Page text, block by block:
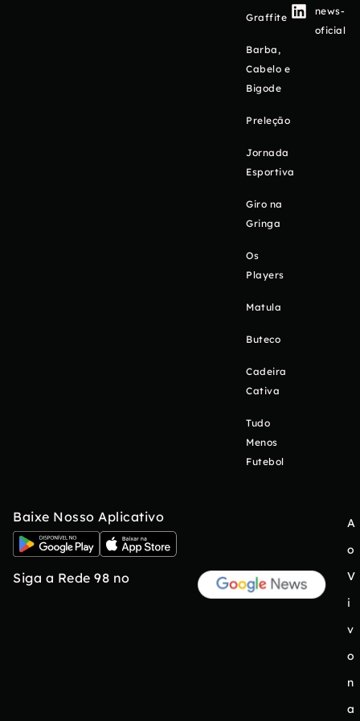
Graffite
Barba,
Cabelo e
Bigode
Preleção
Jornada
Esportiva
Giro na
Gringa
Os
Players
Matula
Buteco
Cadeira
Cativa
Tudo
Menos
Futebol
news-
oficial
Baixe Nosso Aplicativo
Siga a Rede 98 no
A
o
V
i
v
o
n
a